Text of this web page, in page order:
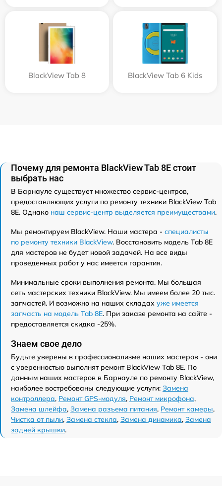
BlackView Tab 8 BlackView Tab 6 Kids
Почему для ремонта BlackView Tab 8E стоит
выбрать нас
В Барнауле существует множество сервис-центров,
предоставляющих услуги по ремонту техники BlackView Tab
8E. Однако наш сервис-центр выделяется преимуществами.
Мы ремонтируем BlackView. Наши мастера - специалисты
по ремонту техники BlackView. Восстановить модель Tab 8E
для мастеров не будет новой задачей. На все виды
проведенных работ у нас имеется гарантия.
Минимальные сроки выполнения ремонта. Мы большая
сеть мастерских техники BlackView. Мы имеем более 20 тыс.
запчастей. И возможно на наших складах уже имеется
запчасть на модель Tab 8E. При заказе ремонта на сайте -
предоставляется скидка -25%.
Знаем свое дело
Будьте уверены в профессионализме наших мастеров - они
с уверенностью выполнят ремонт BlackView Tab 8E. По
данным наших мастеров в Барнауле по ремонту BlackView,
наиболее востребованы следующие услуги: Замена
контроллера, Ремонт GPS-модуля, Ремонт микрофона,
Замена шлейфа, Замена разъема питания, Ремонт камеры,
Чистка от пыли, Замена стекла, Замена динамика, Замена
задней крышки.